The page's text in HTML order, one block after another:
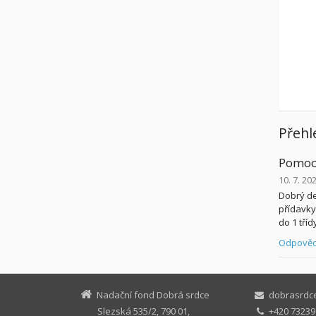
10. 7.
Dobrý
do 1
Nadační fond Dobrá srdce
Slezská 535/2, 790 01,
+420